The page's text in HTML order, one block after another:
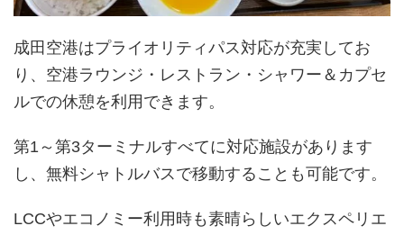
成田空港はプライオリティパス対応が充実してお
り、空港ラウンジ・レストラン・シャワー＆カプセ
ルでの休憩を利用できます。
第1～第3ターミナルすべてに対応施設があります
し、無料シャトルバスで移動することも可能です。
LCCやエコノミー利用時も素晴らしいエクスペリエ